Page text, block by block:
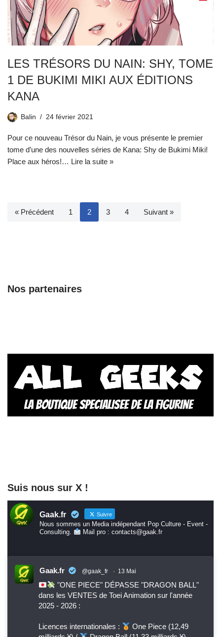
LES TRÉSORS DU NAIN: SHY, TOME
1 DE BUKIMI MIKI AUX ÉDITIONS
KANA
Balin 24 février 2021
Pour ce nouveau Trésor du Nain, je vous présente le premier
tome d’une des nouvelles séries de Kana: Shy de Bukimi Miki!
Place aux héros!… Lire la suite »
« Précédent 1 2 3 4 Suivant »
Nos partenaires
Suis nous sur X !
Gaak.fr Suivre
Nous sommes un Media indépendant Pop Culture - Event -
Consulting.
Mail pro : contacts@gaak.fr
Gaak.fr @gaak_fr · 13 Mai
"ONE PIECE" DÉPASSE "DRAGON BALL"
dans les VENTES de Toei Animation sur l'année
2025 - 2026 :
Licences internationales :
One Piece (12,49